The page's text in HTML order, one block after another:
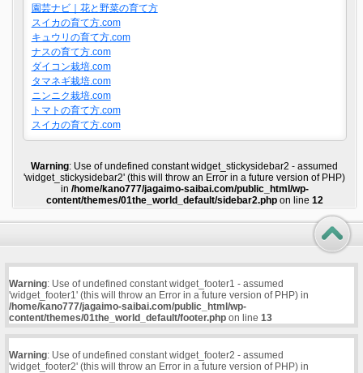
園芸ナビ｜花と野菜の育て方
スイカの育て方.com
キュウリの育て方.com
ナスの育て方.com
ダイコン栽培.com
タマネギ栽培.com
ニンニク栽培.com
トマトの育て方.com
スイカの育て方.com
Warning: Use of undefined constant widget_stickysidebar2 - assumed
'widget_stickysidebar2' (this will throw an Error in a future version of PHP)
in /home/kano777/jagaimo-saibai.com/public_html/wp-
content/themes/01the_world_default/sidebar2.phpon line 12
Warning: Use of undefined constant widget_footer1 - assumed
'widget_footer1' (this will throw an Error in a future version of PHP) in
/home/kano777/jagaimo-saibai.com/public_html/wp-
content/themes/01the_world_default/footer.phpon line 13
Warning: Use of undefined constant widget_footer2 - assumed
'widget_footer2' (this will throw an Error in a future version of PHP) in